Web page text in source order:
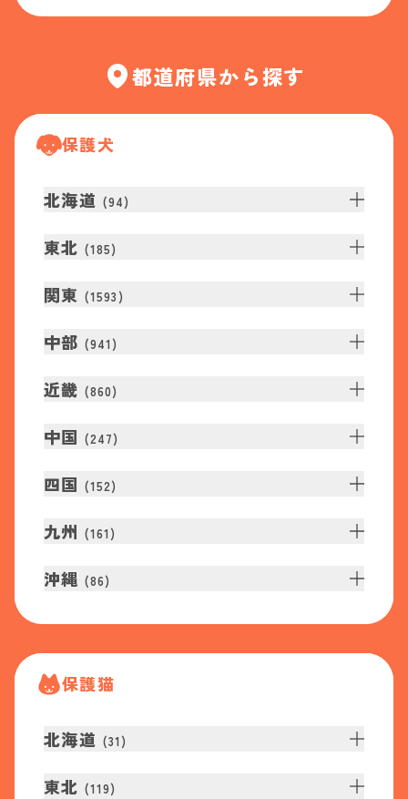
都道府県から探す
保護犬
北海道 (94)
東北 (185)
関東 (1593 )
中部 (941 )
近畿 (860)
中国 (247)
四国 (152)
九州 (161 )
沖縄 (86)
保護猫
北海道 (31 )
東北 (119)